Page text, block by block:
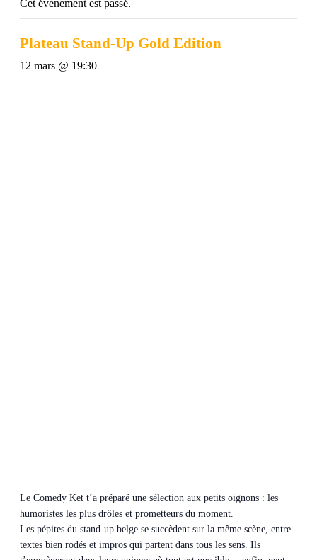
Cet évènement est passé.
Plateau Stand-Up Gold Edition
12 mars @ 19:30
Le Comedy Ket t’a préparé une sélection aux petits oignons : les
humoristes les plus drôles et prometteurs du moment.
Les pépites du stand-up belge se succèdent sur la même scène, entre
textes bien rodés et impros qui partent dans tous les sens. Ils